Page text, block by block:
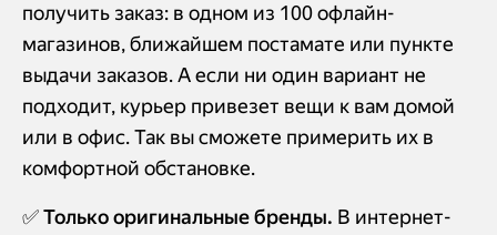
получить заказ: в одном из 100 офлайн-
магазинов, ближайшем постамате или пункте
выдачи заказов. А если ни один вариант не
подходит, курьер привезет вещи к вам домой
или в офис. Так вы сможете примерить их в
комфортной обстановке.
✅Только оригинальные бренды. В интернет-